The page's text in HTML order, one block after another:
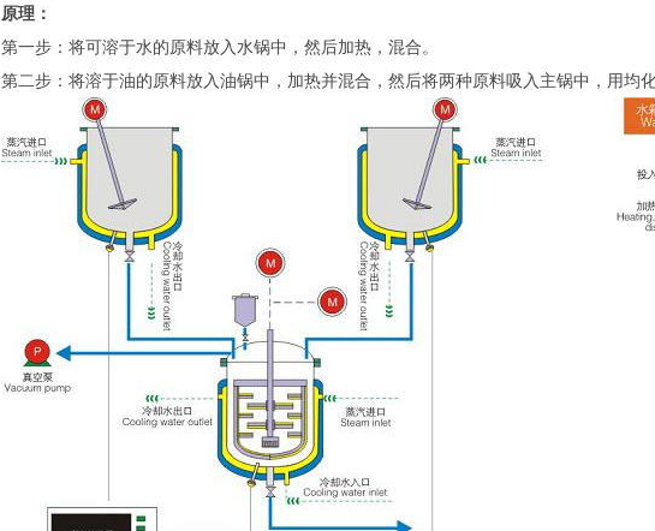
原理：
第一步：将可溶于水的原料放入水锅中，然后加热，混合。
第二步：将溶于油的原料放入油锅中，加热并混合，然后将两种原料吸入主锅中，用均